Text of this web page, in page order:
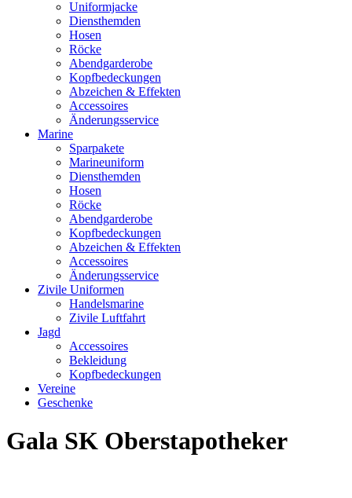
Uniformjacke
Diensthemden
Hosen
Röcke
Abendgarderobe
Kopfbedeckungen
Abzeichen & Effekten
Accessoires
Änderungsservice
Marine
Sparpakete
Marineuniform
Diensthemden
Hosen
Röcke
Abendgarderobe
Kopfbedeckungen
Abzeichen & Effekten
Accessoires
Änderungsservice
Zivile Uniformen
Handelsmarine
Zivile Luftfahrt
Jagd
Accessoires
Bekleidung
Kopfbedeckungen
Vereine
Geschenke
Gala SK Oberstapotheker